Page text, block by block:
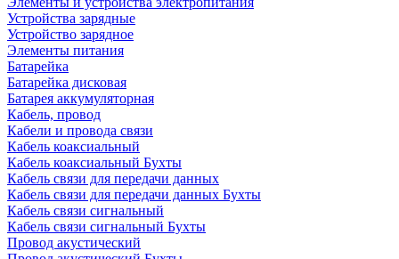
Устройства зарядные
Устройство зарядное
Элементы питания
Батарейка
Батарейка дисковая
Батарея аккумуляторная
Кабель, провод
Кабели и провода связи
Кабель коаксиальный
Кабель коаксиальный Бухты
Кабель связи для передачи данных
Кабель связи для передачи данных Бухты
Кабель связи сигнальный
Кабель связи сигнальный Бухты
Провод акустический